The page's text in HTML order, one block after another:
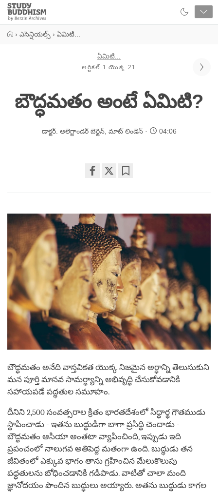
Close
Study
Buddhism
› ఎసెన్షియల్స్ › ఏమిటి...
ఏమిటి...
ఆర్టికల్ 1 యొక్క 21
బౌద్ధమతం అంటే ఏమిటి?
డాక్టర్. అలెగ్జాండర్ బెర్జిన్, మాట్ లిండెన్ 04:06
on
బౌద్ధమతం అనేది వాస్తవికత యొక్క నిజమైన అర్ధాన్ని తెలుసుకుని
మన పూర్తి మానవ సామర్థ్యాన్ని అభివృద్ధి చేసుకోవడానికి
సహాయపడే పద్ధతుల సమూహం.
దీనిని 2,500 సంవత్సరాల క్రితం భారతదేశంలో సిద్ధార్థ గౌతముడు
స్థాపించాడు - ఇతను బుద్ధుడిగా బాగా ప్రసిద్ధి చెందాడు -
బౌద్ధమతం ఆసియా అంతటా వ్యాపించింది, ఇప్పుడు ఇది
ప్రపంచంలో నాలుగవ అతిపెద్ద మతంగా ఉంది. బుద్ధుడు తన
జీవితంలో ఎక్కువ భాగం తాను గ్రహించిన మేలుకొలుపు
పద్ధతులను బోధించడానికి గడిపాడు. వాటితో చాలా మంది
జ్ఞానోదయం పొందిన బుద్ధులు అయ్యారు. అతను బుద్ధుడు కాగల